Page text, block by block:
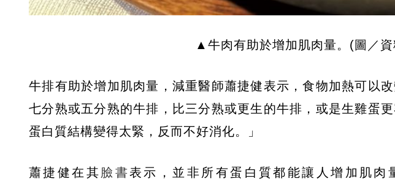
▲牛肉有助於增加肌肉量。(圖／
牛排有助於增加肌肉量，減重醫師蕭捷健表示，食物加熱可以
七分熟或五分熟的牛排，比三分熟或更生的牛排，或是生雞蛋
蛋白質結構變得太緊，反而不好消化。」
蕭捷健在其臉書表示，並非所有蛋白質都能讓人增加肌肉